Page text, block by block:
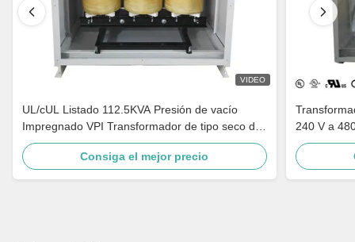
VIDEO
UL/cUL Listado 112.5KVA Presión de vacío
Impregnado VPI Transformador de tipo seco de
240V a 480V Cumple con DOE 2016
Consiga el mejor precio
240 V a
media